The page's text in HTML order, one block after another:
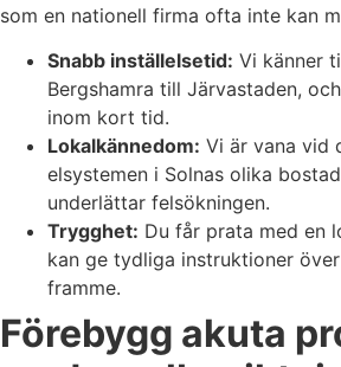
som en nationell firma ofta inte kan
Snabb inställelsetid: Vi känner
Bergshamra till Järvastaden,
inom kort tid.
Lokalkännedom: Vi är vana vid
elsystemen i Solnas olika
underlättar felsökningen.
Trygghet: Du får prata med en
kan ge tydliga instruktioner
framme.
Förebygg akuta